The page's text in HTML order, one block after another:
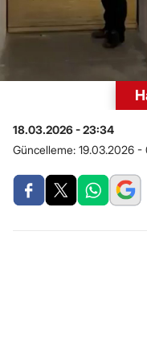
18.03.2026 - 23:34
Güncelleme: 19.03.2026 -